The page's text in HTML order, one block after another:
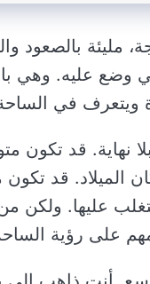
مليئة بالصعود
وضع عليه. وهي
ويتعرف في
نهاية. قد تكون
الميلاد. قد
عليها. ولكن
على رؤية